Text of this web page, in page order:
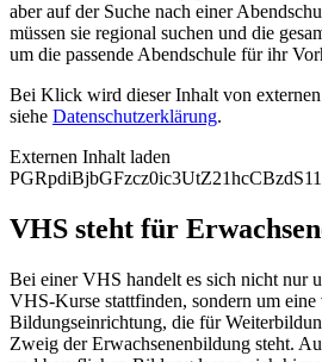
aber auf der Suche nach einer
müssen sie regional suchen und die
um die passende Abendschule für ihr
Bei Klick wird dieser Inhalt von
siehe Datenschutzerklärung.
Externen Inhalt laden
VHS steht für
Bei einer VHS handelt es sich nicht nur
VHS-Kurse stattfinden, sondern um
Bildungseinrichtung, die für
Zweig der Erwachsenenbildung steht.